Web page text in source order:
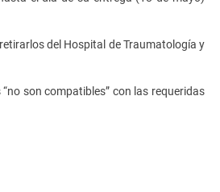
del Hospital de Traumatología y
son compatibles” con las requeridas